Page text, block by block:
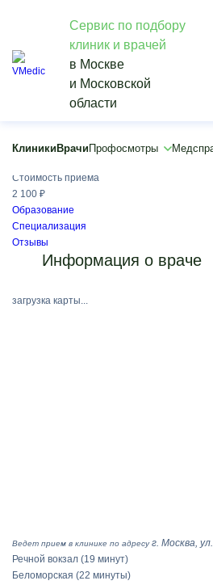
Сервис по подбору
клиник и врачей
в Москве
и Московской
области
Клиники Врачи Профосмотры
Vmedic
Врачи
Глазырина Татьяна Юрьевна
Невролог
Стоимость приёма
2 100 ₽
Образование
Специализация
Отзывы
Информация о враче
загрузка карты...
Ведет прием в клинике по адресу г. Москва,
Речной вокзал (19 минут)
Беломорская (22 минуты)